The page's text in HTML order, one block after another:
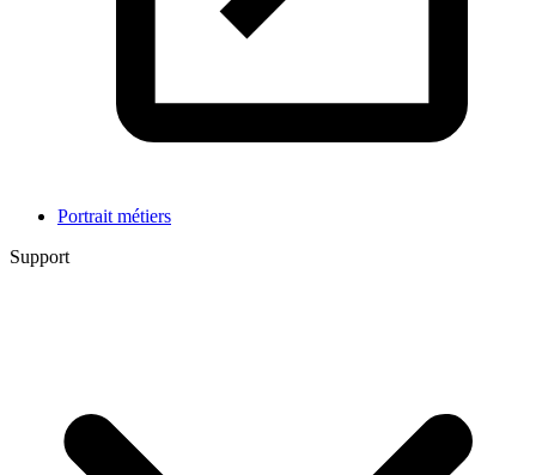
Portrait métiers
Support